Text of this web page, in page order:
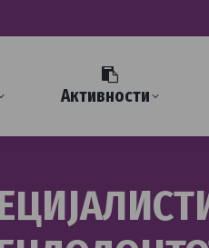
Активности